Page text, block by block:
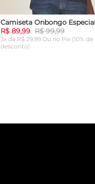
R$ 89,99 R$ 99,99
3x de R$ 29,99 Ou no Pix (10% de
desconto)